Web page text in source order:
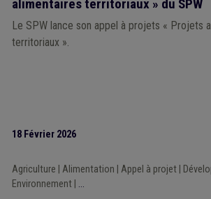
alimentaires territoriaux » du SPW
Le SPW lance son appel à projets « Projets
territoriaux ».
18 Février 2026
Agriculture Alimentation Appel à projet|
Environnement| ...